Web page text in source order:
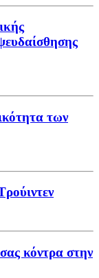
των
κόντρα στην